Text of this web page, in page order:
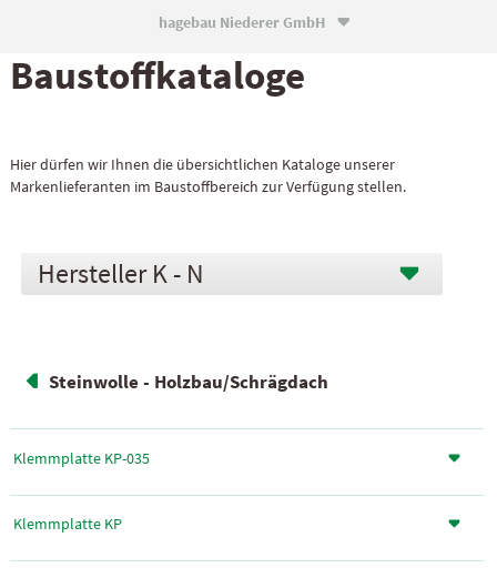
hagebau Niederer GmbH 
Baustoff­kataloge
Hier dürfen wir Ihnen die übersichtlichen Kataloge unserer
Markenlieferanten im Baustoffbereich zur Verfügung stellen.
K - N
Steinwolle - Holzbau/Schrägdach
Klemmplatte KP-035
Klemmplatte KP